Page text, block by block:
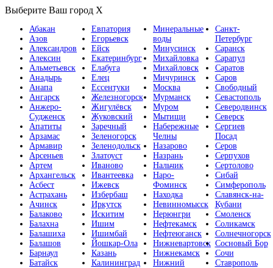
Выберите Ваш город X
Абакан
Азов
Александров
Алексин
Альметьевск
Анадырь
Анапа
Ангарск
Анжеро-
Судженск
Апатиты
Арзамас
Армавир
Арсеньев
Артем
Архангельск
Асбест
Астрахань
Ачинск
Балаково
Балахна
Балашиха
Балашов
Барнаул
Батайск
Евпатория
Егорьевск
Ейск
Екатеринбург
Елабуга
Елец
Ессентуки
Железногорск
Жигулёвск
Жуковский
Заречный
Зеленогорск
Зеленодольск
Златоуст
Иваново
Ивантеевка
Ижевск
Избербаш
Иркутск
Искитим
Ишим
Ишимбай
Йошкар-Ола
Казань
Калининград
Минеральные
воды
Минусинск
Михайловка
Михайловск
Мичуринск
Москва
Мурманск
Муром
Мытищи
Набережные
Челны
Назарово
Назрань
Нальчик
Наро-
Фоминск
Находка
Невинномысск
Нерюнгри
Нефтекамск
Нефтеюганск
Нижневартовск
Нижнекамск
Нижний
Санкт-
Петербург
Саранск
Сарапул
Саратов
Саров
Свободный
Севастополь
Северодвинск
Северск
Сергиев
Посад
Серов
Серпухов
Сертолово
Сибай
Симферополь
Славянск-на-
Кубани
Смоленск
Соликамск
Солнечногорск
Сосновый Бор
Сочи
Ставрополь